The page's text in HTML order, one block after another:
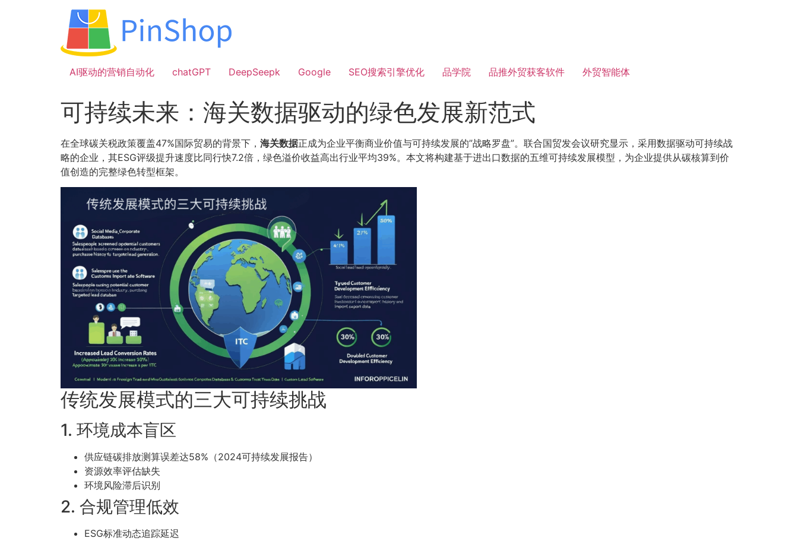
AI驱动的营销自动化
chatGPT DeepSeepk Google SEO搜索引擎优化 品学院 品推外贸获客软件 外贸智能体
可持续未来：海关数据驱动的绿色发展新范式
在全球碳关税政策覆盖47%国际贸易的背景下， 海关数据正成为企业平衡商业价值与可持续发展的”战略罗盘”。联合国贸发会议研究显示，采用数据驱动可持续战
略的企业，其ESG评级提升速度比同行快7.2倍，绿色溢价收益高出行业平均39%。本文将构建基于进出口数据的五维可持续发展模型，为企业提供从碳核算到价
值创造的完整绿色转型框架。
传统发展模式的三大可持续挑战
1. 环境成本盲区
供应链碳排放测算误差达58%（2024可持续发展报告）
资源效率评估缺失
环境风险滞后识别
2. 合规管理低效
ESG标准动态追踪延迟